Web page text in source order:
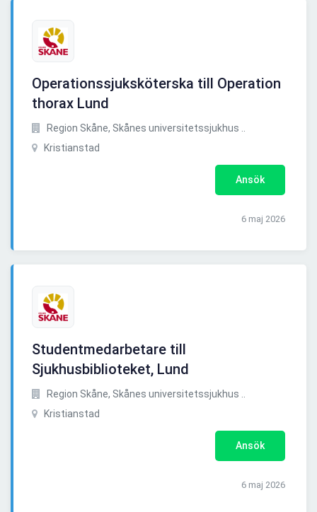
Operationssjuksköterska till Operation
thorax Lund
Region Skåne, Skånes universitetssjukhus ..
Kristianstad
Ansök
6 maj 2026
Studentmedarbetare till
Sjukhusbiblioteket, Lund
Region Skåne, Skånes universitetssjukhus ..
Kristianstad
Ansök
6 maj 2026